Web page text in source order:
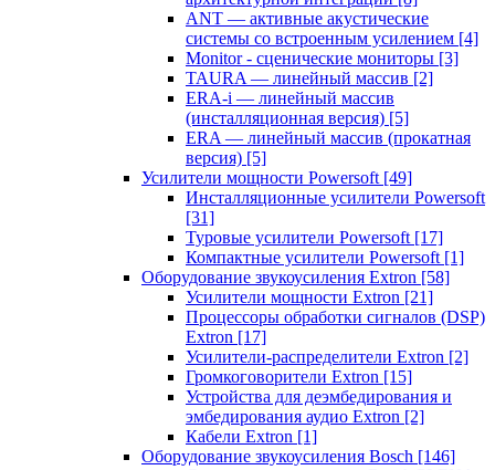
ANT — активные акустические
системы со встроенным усилением [4]
Monitor - сценические мониторы [3]
TAURA — линейный массив [2]
ERA-i — линейный массив
(инсталляционная версия) [5]
ERA — линейный массив (прокатная
версия) [5]
Усилители мощности Powersoft [49]
Инсталляционные усилители Powersoft
[31]
Туровые усилители Powersoft [17]
Компактные усилители Powersoft [1]
Оборудование звукоусиления Extron [58]
Усилители мощности Extron [21]
Процессоры обработки сигналов (DSP)
Extron [17]
Усилители-распределители Extron [2]
Громкоговорители Extron [15]
Устройства для деэмбедирования и
эмбедирования аудио Extron [2]
Кабели Extron [1]
Оборудование звукоусиления Bosch [146]